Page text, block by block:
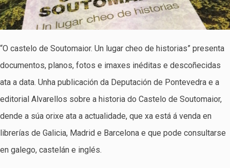
“O castelo de Soutomaior. Un lugar cheo de historias” presenta
documentos, planos, fotos e imaxes inéditas e descoñecidas
ata a data. Unha publicación da Deputación de Pontevedra e a
editorial Alvarellos sobre a historia do Castelo de Soutomaior,
dende a súa orixe ata a actualidade, que xa está á venda en
librerías de Galicia, Madrid e Barcelona e que pode consultarse
en galego, castelán e inglés.